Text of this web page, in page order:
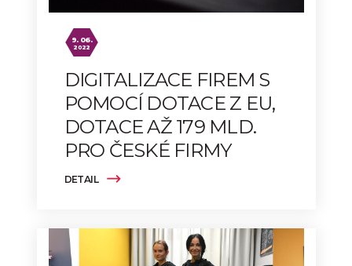
DETAIL
9. 06.
2022
DIGITALIZACE FIREM S
POMOCÍ DOTACE Z EU,
DOTACE AŽ 179 MLD.
PRO ČESKÉ FIRMY